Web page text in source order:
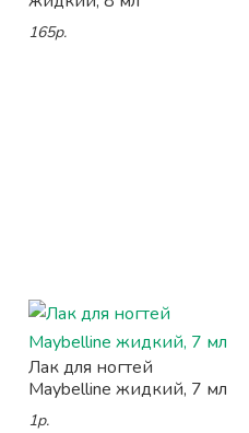
165р.
Лак для ногтей
Maybelline жидкий, 7 мл
1р.